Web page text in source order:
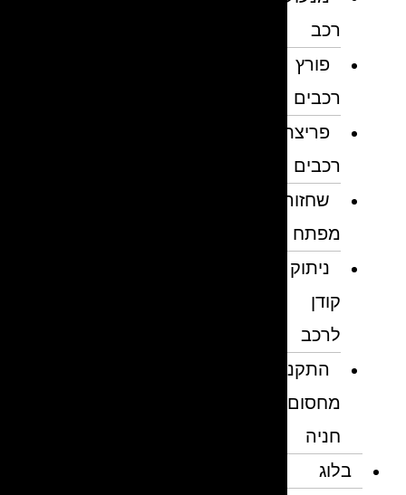
פורץ
רכבים
פריצת
רכבים
שחזור
מפתח
ניתוק
לרכב
התקנת
מחסום
חניה
בלוג